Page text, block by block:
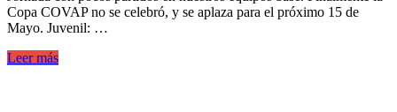
Copa COVAP no se celebró, y se aplaza para el próximo 15 de
Mayo. Juvenil: …
Leer más